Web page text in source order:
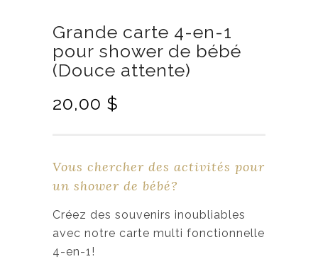
Grande carte 4-en-1
pour shower de bébé
(Douce attente)
20,00 $
Vous chercher des activités pour
un shower de bébé?
Créez des souvenirs inoubliables
avec notre carte multi fonctionnelle
4-en-1!